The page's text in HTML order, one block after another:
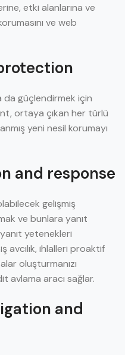
etki alanlarına ve
ve web
da güçlendirmek için
ortaya çıkan her türlü
yeni nesil korumayı
and response
gelişmiş
ve bunlara yanıt
yetenekleri
avcılık, ihlalleri proaktif
oluşturmanızı
avlama aracı sağlar.
and